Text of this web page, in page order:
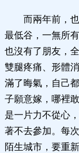
而兩年前，
最低谷，一無所
也沒有了朋友，
雙腿疼痛、形體
滿了晦氣，自己
子願意嫁，哪裡
是一片力不從心
著不去參加。每
陌生城市，要重